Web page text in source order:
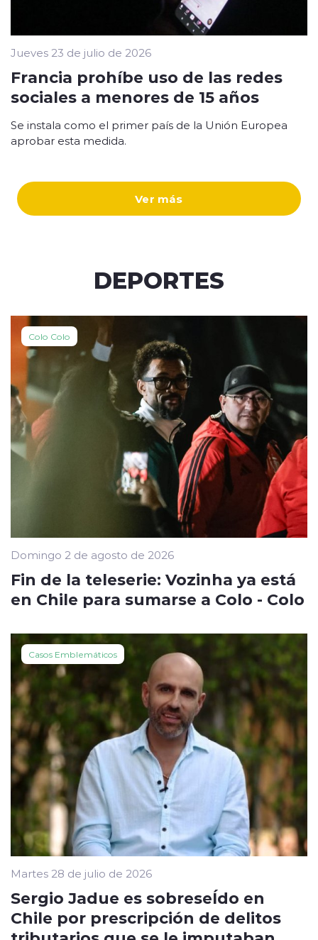
Ver más
Jueves 23 de julio de 2026
Francia prohíbe uso de las redes
sociales a menores de 15 años
Se instala como el primer país de la Unión Europea
aprobar esta medida.
DEPORTES
Colo Colo
Domingo 2 de agosto de 2026
Fin de la teleserie: Vozinha ya está
en Chile para sumarse a Colo - Colo
Casos Emblemáticos
Martes 28 de julio de 2026
Sergio Jadue es sobreseÍdo en
Chile por prescripción de delitos